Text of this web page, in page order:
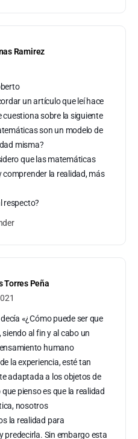
Ramirez
un artículo que leí hace
cuestiona sobre la siguiente
son un modelo de
misma?
que las matemáticas
comprender la realidad, más
respecto?
Torres Peña
«¿Cómo puede ser que
siendo al fin y al cabo un
humano
la experiencia, esté tan
adaptada a los objetos de
que pienso es que la realidad
nosotros
la realidad para
predecirla. Sin embargo esta